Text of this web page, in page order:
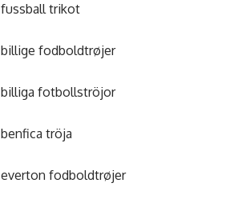
fussball trikot
billige fodboldtrøjer
billiga fotbollströjor
benfica tröja
everton fodboldtrøjer